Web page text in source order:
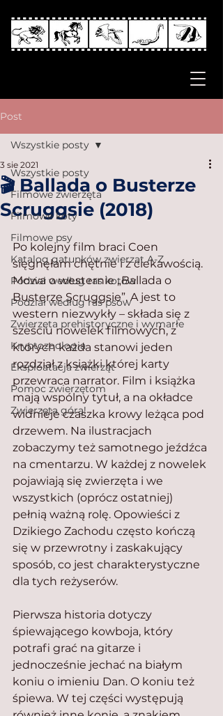
Post
Wszystkie posty
Filmowe zwierzęta
Filmowe koty
Filmowe psy
Katalog gatunków zwierząt A-Z
Podział według ras kotów
Podział według ras psów
Zwierzęta prehistoryczne i wymarłe
Kryptozoologia
Eksploatacja zwierząt
Pomoc zwierzętom
Zwierzęta górą!
Wszystkie posty
🎬 Ballada o Busterze
Scruggsie (2018)
3 sie 2021
Po kolejny film braci Coen
sięgnęłam chętnie i z ciekawością.
Mowa o westernie „Ballada o
Busterze Scruggsie”. A jest to
western niezwykły – składa się z
sześciu nowelek filmowych, z
których każda stanowi jeden
rozdział z książki której karty
przewraca narrator. Film i książka
mają wspólny tytuł, a na okładce
widnieje czaszka krowy leżąca pod
drzewem. Na ilustracjach
zobaczymy też samotnego jeźdźca
na cmentarzu. W każdej z nowelek
pojawiają się zwierzęta i we
wszystkich (oprócz ostatniej)
pełnią ważną rolę. Opowieści z
Dzikiego Zachodu często kończą
się w przewrotny i zaskakujący
sposób, co jest charakterystyczne
dla tych reżyserów.
Pierwsza historia dotyczy
śpiewającego kowboja, który
potrafi grać na gitarze i
jednocześnie jechać na białym
koniu o imieniu Dan. O koniu też
śpiewa. W tej części występują